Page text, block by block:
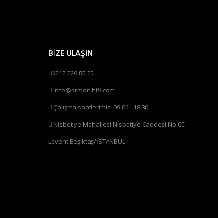
BİZE ULAŞIN
0212 220 85 25
info@armonihifi.com
Çalışma saatlerimiz: 09:00 - 18:30
Nisbetiye Mahallesi Nisbetiye Caddesi No:6C
Levent Beşiktaş/İSTANBUL